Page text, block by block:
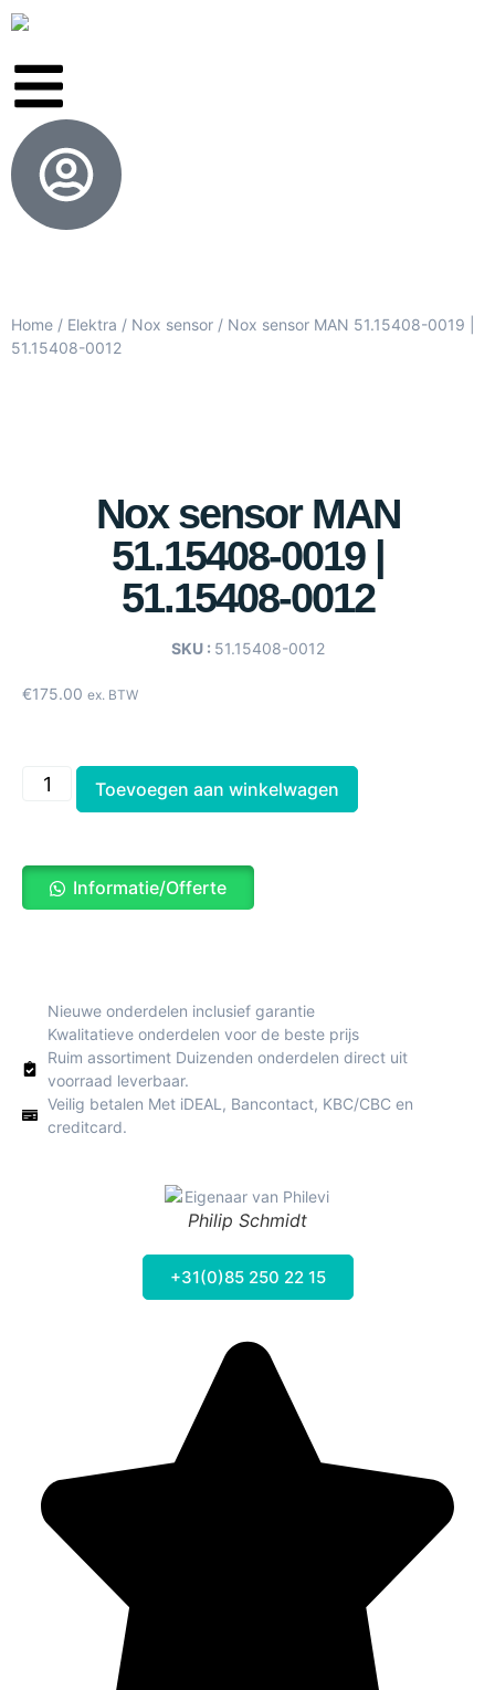
Home / Elektra / Nox sensor / Nox sensor MAN 51.15408-0019 |
51.15408-0012
Nox sensor MAN
51.15408-0019 |
51.15408-0012
SKU : 51.15408-0012
€175.00 ex. BTW
Toevoegen aan winkelwagen
Informatie/Offerte
Nieuwe onderdelen inclusief garantie
Kwalitatieve onderdelen voor de beste prijs
Ruim assortiment Duizenden onderdelen direct uit
voorraad leverbaar.
Veilig betalen Met iDEAL, Bancontact, KBC/CBC en
creditcard.
Philip Schmidt
+31(0)85 250 22 15